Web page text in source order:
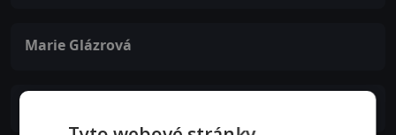
Marie Glázrová